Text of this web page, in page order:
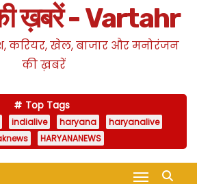
ख़बरें - Vartahr
करियर, खेल, बाजार और मनोरंजन
की ख़बरें
Top Tags
indialive haryana
haryanalive
HARYANANEWS